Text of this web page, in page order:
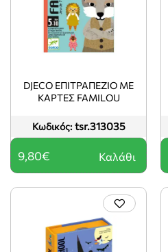
Κωδικός: tsr.313035
DJECO ΕΠΙΤΡΑΠΈΖΙΟ ΜΕ
ΚΆΡΤΕΣ FAMILOU
9,80€ Καλάθι